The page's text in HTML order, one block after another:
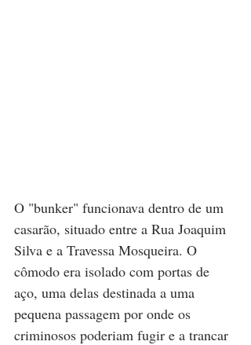
O "bunker" funcionava dentro de um
casarão, situado entre a Rua Joaquim
Silva e a Travessa Mosqueira. O
cômodo era isolado com portas de
aço, uma delas destinada a uma
pequena passagem por onde os
criminosos poderiam fugir e a trancar